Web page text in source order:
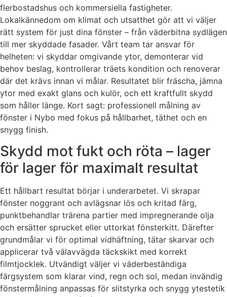
flerbostadshus och kommersiella fastigheter.
Lokalkännedom om klimat och utsatthet gör att vi väljer
rätt system för just dina fönster – från väderbitna sydlägen
till mer skyddade fasader. Vårt team tar ansvar för
helheten: vi skyddar omgivande ytor, demonterar vid
behov beslag, kontrollerar träets kondition och renoverar
där det krävs innan vi målar. Resultatet blir fräscha, jämna
ytor med exakt glans och kulör, och ett kraftfullt skydd
som håller länge. Kort sagt: professionell målning av
fönster i Nybo med fokus på hållbarhet, täthet och en
snygg finish.
Skydd mot fukt och röta – lager
för lager för maximalt resultat
Ett hållbart resultat börjar i underarbetet. Vi skrapar
fönster noggrant och avlägsnar lös och kritad färg,
punktbehandlar trärena partier med impregnerande olja
och ersätter sprucket eller uttorkat fönsterkitt. Därefter
grundmålar vi för optimal vidhäftning, tätar skarvar och
applicerar två välavvägda täckskikt med korrekt
filmtjocklek. Utvändigt väljer vi väderbeständiga
färgsystem som klarar vind, regn och sol, medan invändig
fönstermålning anpassas för slitstyrka och snygg ytestetik